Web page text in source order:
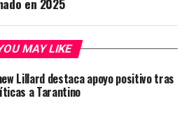
en 2025
MAY LIKE
Lillard destaca apoyo positivo tras
a Tarantino